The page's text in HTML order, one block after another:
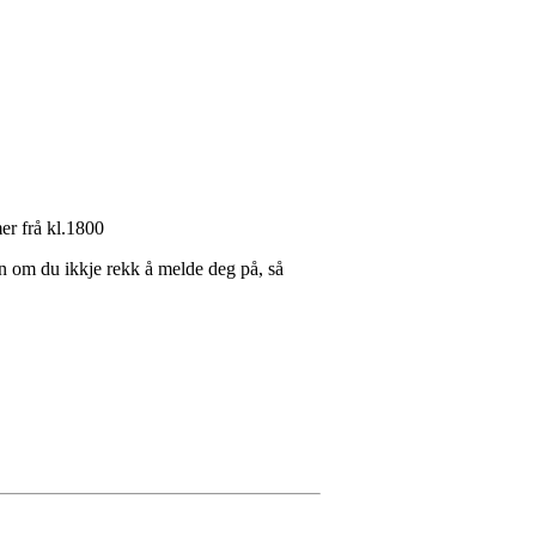
frå kl.1800
du ikkje rekk å melde deg på, så